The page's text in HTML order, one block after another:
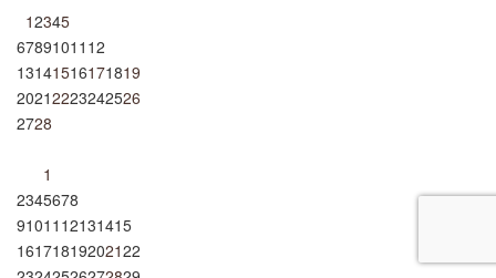
12345
67891011 12
13141516171819
20212223242526
2728
1
2345678
91011 12131415
16171819202122